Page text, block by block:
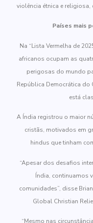
violência étnica e
Países mais
Na “Lista Vermelha de
africanos ocupam as
perigosas do mundo
República Democrática do
está
A Índia registrou o maior
cristãs, motivados em
hindus que tinham
“Apesar dos desafios
Índia, continuamos
comunidades”, disse
Global Christian
“Mesmo nas